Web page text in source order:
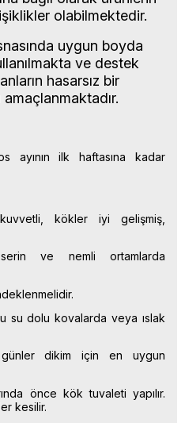
olabilmektedir.
uygun boyda
ve destek
hasarsız bir
ayının ilk haftasına kadar
kökler iyi gelişmiş,
ve nemli ortamlarda
su dolu kovalarda veya ıslak
günler dikim için en uygun
önce kök tuvaleti yapılır.
kesilir.